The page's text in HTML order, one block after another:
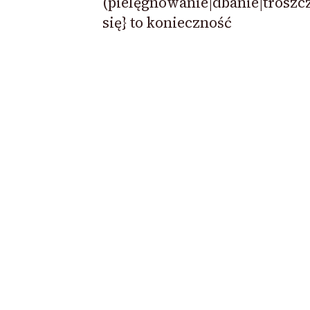
się} to konieczność